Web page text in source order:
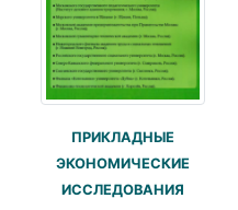
ПРИКЛАДНЫЕ
ЭКОНОМИЧЕСКИЕ
ИССЛЕДОВАНИЯ